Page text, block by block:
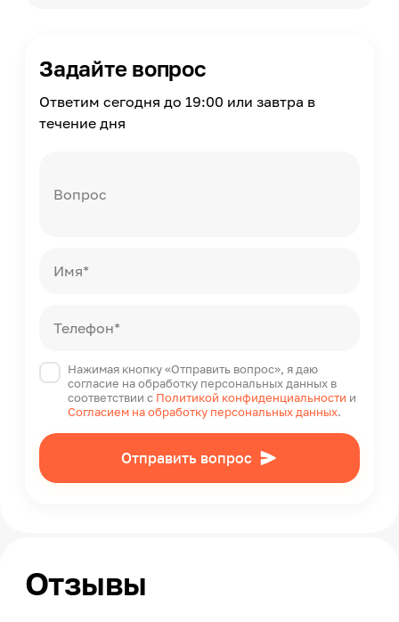
Задайте вопрос
Ответим сегодня до 19:00 или завтра в
течение дня
Вопрос
Имя*
Телефон*
Нажимая кнопку «Отправить вопрос», я даю
согласие на обработку персональных данных в
соответствии с Политикой конфиденциальности и
Согласием на обработку персональных данных.
Отправить вопрос
Отзывы